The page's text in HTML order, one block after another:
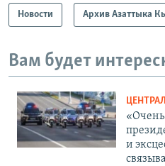
Новости Архив Азаттыка
Вам будет
и